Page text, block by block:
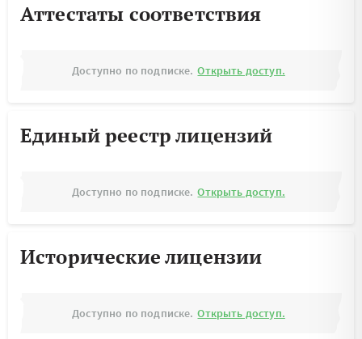
Аттестаты соответствия
Доступно по подписке. Открыть доступ.
Единый реестр лицензий
Доступно по подписке. Открыть доступ.
Исторические лицензии
Доступно по подписке. Открыть доступ.